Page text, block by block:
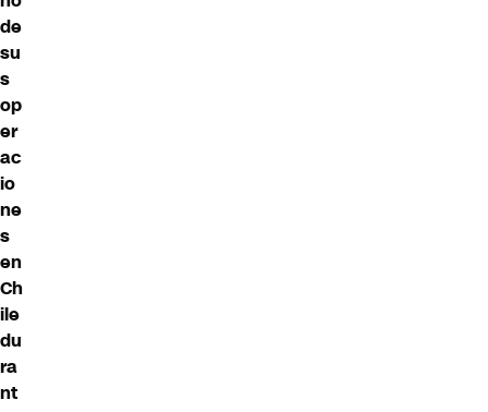
de
su
s
op
er
ac
io
ne
s
en
Ch
ile
du
ra
nt